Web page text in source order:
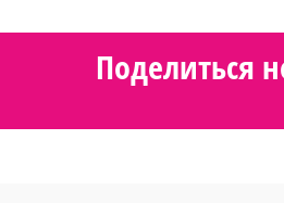
Поделиться